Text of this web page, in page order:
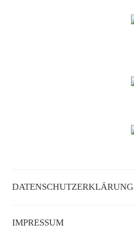
DATENSCHUTZERKLÄRUNG
IMPRESSUM